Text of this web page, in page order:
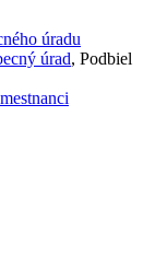
úradu
úrad, Podbiel